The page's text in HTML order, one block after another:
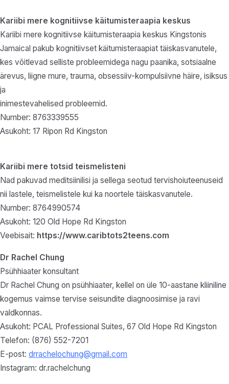
Kariibi mere kognitiivse käitumisteraapia keskus
Kariibi mere kognitiivse käitumisteraapia keskus Kingstonis
Jamaical pakub kognitiivset käitumisteraapiat täiskasvanutele,
kes võitlevad selliste probleemidega nagu paanika, sotsiaalne
ärevus, liigne mure, trauma, obsessiiv-kompulsiivne häire, isiksus
ja
inimestevahelised probleemid.
Number: 8763339555
Asukoht: 17 Ripon Rd Kingston
Kariibi mere totsid teismelisteni
Nad pakuvad meditsiinilisi ja sellega seotud tervishoiuteenuseid
nii lastele, teismelistele kui ka noortele täiskasvanutele.
Number: 8764990574
Asukoht: 120 Old Hope Rd Kingston
Veebisait: https://www.caribtots2teens.com
Dr Rachel Chung
Psühhiaater konsultant
Dr Rachel Chung on psühhiaater, kellel on üle 10-aastane kliiniline
kogemus vaimse tervise seisundite diagnoosimise ja ravi
valdkonnas.
Asukoht: PCAL Professional Suites, 67 Old Hope Rd Kingston
Telefon: (876) 552-7201
E-post: drrachelochung@gmail.com
Instagram: dr.rachelchung